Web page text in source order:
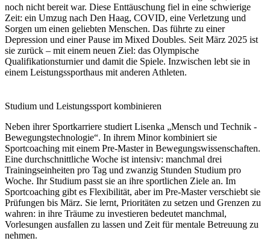
noch nicht bereit war. Diese Enttäuschung fiel in eine schwierige
Zeit: ein Umzug nach Den Haag, COVID, eine Verletzung und
Sorgen um einen geliebten Menschen. Das führte zu einer
Depression und einer Pause im Mixed Doubles. Seit März 2025 ist
sie zurück – mit einem neuen Ziel: das Olympische
Qualifikationsturnier und damit die Spiele. Inzwischen lebt sie in
einem Leistungssporthaus mit anderen Athleten.
Studium und Leistungssport kombinieren
Neben ihrer Sportkarriere studiert Lisenka „Mensch und Technik -
Bewegungstechnologie“. In ihrem Minor kombiniert sie
Sportcoaching mit einem Pre-Master in Bewegungswissenschaften.
Eine durchschnittliche Woche ist intensiv: manchmal drei
Trainingseinheiten pro Tag und zwanzig Stunden Studium pro
Woche. Ihr Studium passt sie an ihre sportlichen Ziele an. Im
Sportcoaching gibt es Flexibilität, aber im Pre-Master verschiebt sie
Prüfungen bis März. Sie lernt, Prioritäten zu setzen und Grenzen zu
wahren: in ihre Träume zu investieren bedeutet manchmal,
Vorlesungen ausfallen zu lassen und Zeit für mentale Betreuung zu
nehmen.